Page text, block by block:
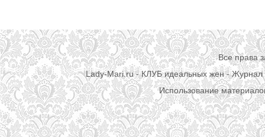
Все права
Lady-Mari.ru - КЛУБ идеальных жен - Журнал
Использование